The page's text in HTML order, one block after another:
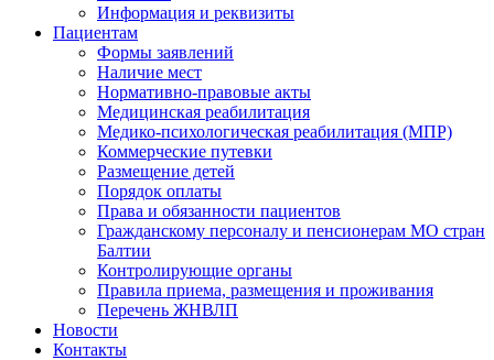
Информация и реквизиты
Пациентам
Формы заявлений
Наличие мест
Нормативно-правовые акты
Медицинская реабилитация
Медико-психологическая реабилитация (МПР)
Коммерческие путевки
Размещение детей
Порядок оплаты
Права и обязанности пациентов
Гражданскому персоналу и пенсионерам МО стран
Балтии
Контролирующие органы
Правила приема, размещения и проживания
Перечень ЖНВЛП
Новости
Контакты